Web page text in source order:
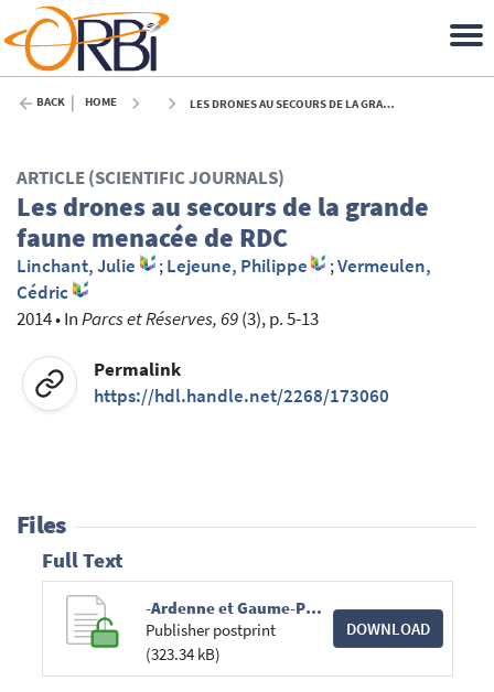
BACK HOME LES DRONES AU SECOURS DE LA GRANDE FAUNE MENACÉE DE RDC - 2014
ARTICLE (SCIENTIFIC JOURNALS)
Les drones au secours de la grande
faune menacée de RDC
Linchant, Julie ;Lejeune, Philippe ;Vermeulen,
Cédric
2014•InParcs et Réserves, 69(3), p. 5-13
Permalink
https://hdl.handle.net/2268/173060
Files
Full Text
-Ardenne et Gaume-Parcs et Réserves 69_3_Vermeulen.pdf
Publisher postprint
(323.34 kB)
DOWNLOAD